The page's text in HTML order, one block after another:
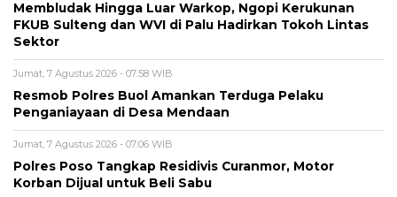
Membludak Hingga Luar Warkop, Ngopi Kerukunan
FKUB Sulteng dan WVI di Palu Hadirkan Tokoh Lintas
Sektor
Jumat, 7 Agustus 2026 - 07:58 WIB
Resmob Polres Buol Amankan Terduga Pelaku
Penganiayaan di Desa Mendaan
Jumat, 7 Agustus 2026 - 07:06 WIB
Polres Poso Tangkap Residivis Curanmor, Motor
Korban Dijual untuk Beli Sabu